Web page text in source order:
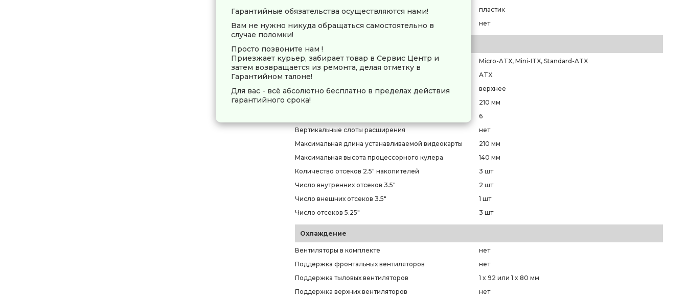
Материал фронтальной панели
пластик
Тип подсветки
нет
Форм-фактор совместимых плат
Micro-ATX, Mini-ITX, Standard-ATX
Форм-фактор совместимых блоков питания
ATX
Размещение блока питания
верхнее
Максимальная длина блока питания
210 мм
6
Вертикальные слоты расширения
нет
Максимальная длина устанавливаемой видеокарты
210 мм
Максимальная высота процессорного кулера
140 мм
Количество отсеков 2.5" накопителей
3 шт
Число внутренних отсеков 3.5"
2 шт
Число внешних отсеков 3.5"
1 шт
Число отсеков 5.25"
3 шт
Охлаждение
Вентиляторы в комплекте
нет
Поддержка фронтальных вентиляторов
нет
Поддержка тыловых вентиляторов
1 x 92 или 1 x 80 мм
Поддержка верхних вентиляторов
нет
Гарантийные обязательства осуществляются нами!
Вам не нужно никуда обращаться самостоятельно в
случае поломки!
Просто позвоните нам !
Приезжает курьер, забирает товар в Сервис Центр и
затем возвращается из ремонта, делая отметку в
Гарантийном талоне!
Для вас - всё абсолютно бесплатно в пределах действия
гарантийного срока!